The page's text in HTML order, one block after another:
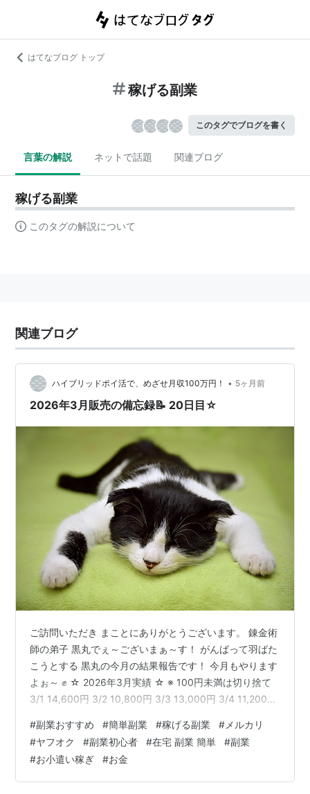
はてなブログ トップ
稼げる副業
このタグでブログを書く
言葉の解説 ネットで話題 関連ブログ
稼げる副業
このタグの解説について
関連ブログ
ハイブリッドポイ活で、めざせ月収100万円！ • 5ヶ月前
2026年3月販売の備忘録📝 20日目☆
ご訪問いただき まことにありがとうございます。 錬金術
師の弟子 黒丸でぇ～ございまぁ～す！ がんばって羽ばた
こうとする 黒丸の今月の結果報告です！ 今月もやります
よぉ～ ✊ ☆ 2026年3月実績 ☆ ※ 100円未満は切り捨て
3/1 14,600円 3/2 10,800円 3/3 13,000円 3/4 11,200円
3/9 13,200円 3/10 11,500円 3/11 7,600円 3/12 11,700
円 3/13 8,300円 3/14 14,500円 3/15 13,700円 3/…
#副業おすすめ #簡単副業 #稼げる副業 # メルカリ
#ヤフオク #副業初心者 #在宅 副業 簡単 #副業
#お小遣い稼ぎ #お金